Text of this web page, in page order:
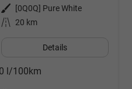
Außenfarbe
[0Q0Q] Pure White
Kilometerstand 20 km
Details
l/100km